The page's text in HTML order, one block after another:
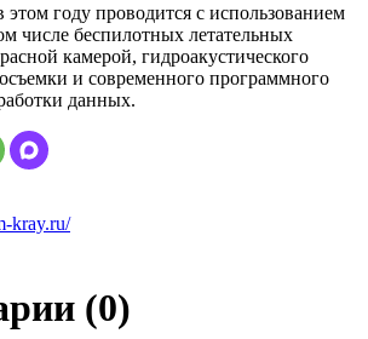
этом году проводится с использованием
числе беспилотных летательных
камерой, гидроакустического
и современного программного
данных.
kray.ru/
(0)